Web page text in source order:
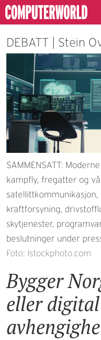
DEBATT | Stein
SAMMENSATT:
kampfly, fregatter og
satellittkommunikasjon,
kraftforsyning,
skytjenester,
beslutninger under
Foto: Istockphoto.com
Bygger
eller digital